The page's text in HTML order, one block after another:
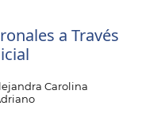
a Través
Carolina